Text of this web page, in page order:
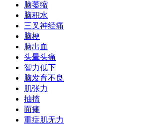
脑萎缩
脑积水
三叉神经痛
脑梗
脑出血
头晕头痛
智力低下
脑发育不良
肌张力
抽搐
面瘫
重症肌无力